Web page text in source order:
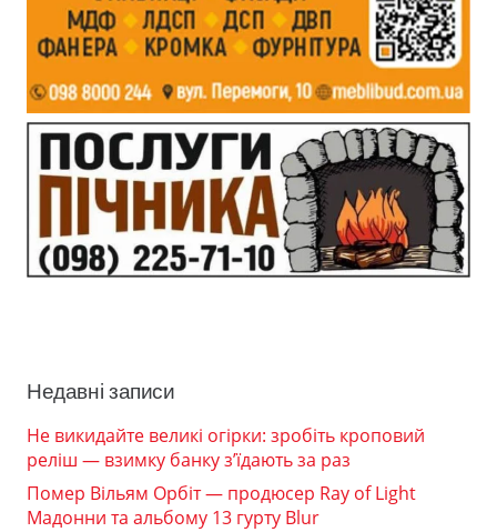
Недавні записи
Не викидайте великі огірки: зробіть кроповий
реліш — взимку банку з’їдають за раз
Помер Вільям Орбіт — продюсер Ray of Light
Мадонни та альбому 13 гурту Blur